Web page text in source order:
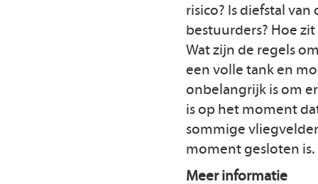
risico? Is diefstal
bestuurders? Hoe
Wat zijn de regels
een volle tank en
onbelangrijk is om
is op het moment
sommige
moment gesloten is.
Meer informatie